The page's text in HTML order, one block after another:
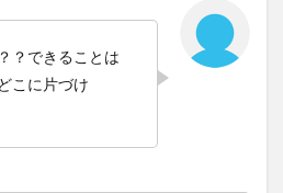
？できることは
こに片づけ